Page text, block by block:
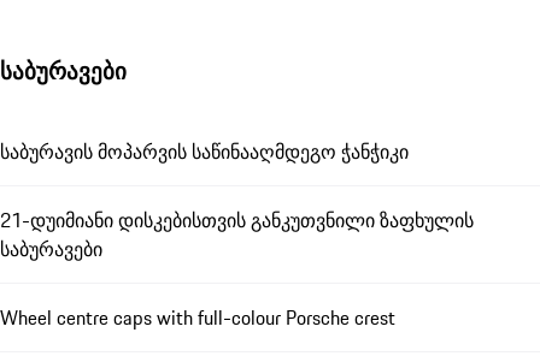
საბურავები
საბურავის მოპარვის საწინააღმდეგო ჭანჭიკი
21-დუიმიანი დისკებისთვის განკუთვნილი ზაფხულის
საბურავები
Wheel centre caps with full-colour Porsche crest